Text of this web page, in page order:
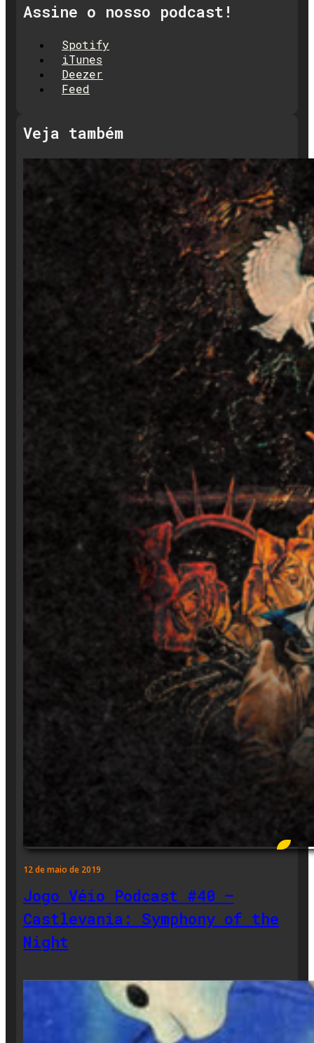
Assine o nosso podcast!
Spotify
iTunes
Deezer
Feed
Veja também
12 de maio de 2019
Jogo Véio Podcast #40 –
Castlevania: Symphony of the
Night